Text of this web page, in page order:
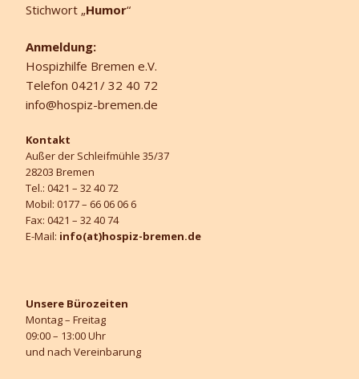
Stichwort „Humor“
Anmeldung:
Hospizhilfe Bremen e.V.
Telefon 0421/ 32 40 72
info@hospiz-bremen.de
Kontakt
Außer der Schleifmühle 35/37
28203 Bremen
Tel.: 0421 – 32 40 72
Mobil: 0177 – 66 06 06 6
Fax: 0421 – 32 40 74
E-Mail: info(at)hospiz-bremen.de
Unsere Bürozeiten
Montag – Freitag
09:00 – 13:00 Uhr
und nach Vereinbarung